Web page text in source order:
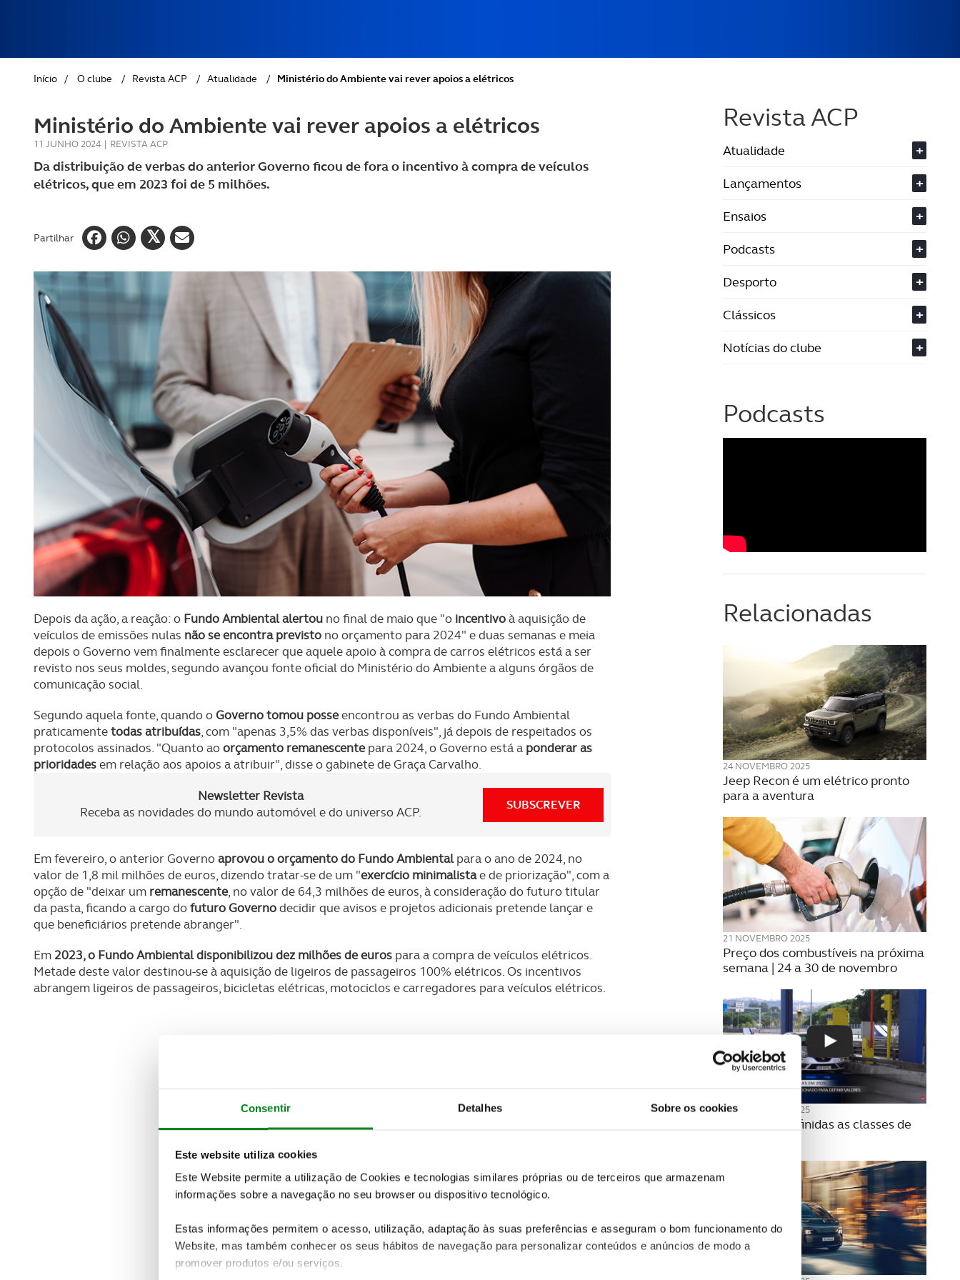
Consentir Detalhes Sobre os cookies
Este website utiliza cookies
Este Website permite a utilização de Cookies e tecnologias similares próprias ou de terceiros que armazenam
informações sobre a navegação no seu browser ou dispositivo tecnológico.
Estas informações permitem o acesso, utilização, adaptação às suas preferências e asseguram o bom funcionamento do
Website, mas também conhecer os seus hábitos de navegação para personalizar conteúdos e anúncios de modo a
promover produtos e/ou serviços.
GOLFE
AUTOCARAVANISMO
Início / O clube / Revista ACP / Atualidade / Ministério do Ambiente vai rever apoios a elétricos
Ministério do Ambiente vai rever apoios a elétricos
11 JUNHO 2024 | REVISTA ACP
Da distribuição de verbas do anterior Governo ficou de fora o incentivo à compra de veículos
elétricos, que em 2023 foi de 5 milhões.
Partilhar
Depois da ação, a reação: o Fundo Ambiental alertou no final de maio que "o incentivoà aquisição de
veículos de emissões nulas não se encontra previsto no orçamento para 2024" e duas semanas e meia
depois o Governo vem finalmente esclarecer que aquele apoio à compra de carros elétricos está a ser
revisto nos seus moldes, segundo avançou fonte oficial do Ministério do Ambiente a alguns órgãos de
comunicação social.
Segundo aquela fonte, quando oGoverno tomou posseencontrou as verbas do Fundo Ambiental
praticamentetodas atribuídas, com "apenas 3,5% das verbas disponíveis", já depois de respeitados os
protocolos assinados. "Quanto aoorçamento remanescentepara 2024, o Governo está a ponderar as
prioridadesem relação aos apoios a atribuir", disse o gabinete de Graça Carvalho.
Newsletter Revista
Receba as novidades do mundo automóvel e do universo ACP.
SUBSCREVER
Em fevereiro, o anterior Governoaprovou o orçamento do Fundo Ambientalpara o ano de 2024, no
valor de 1,8 mil milhões de euros, dizendo tratar-se de um "exercício minimalistae de priorização", com a
opção de "deixar um remanescente, no valor de 64,3 milhões de euros, à consideração do futuro titular
da pasta, ficando a cargo dofuturo Governodecidir que avisos e projetos adicionais pretende lançar e
que beneficiários pretende abranger".
Em 2023, o Fundo Ambiental disponibilizou dez milhões de euros para a compra de veículos elétricos.
Metade deste valor destinou-se à aquisição de ligeiros de passageiros 100% elétricos. Os incentivos
abrangem ligeiros de passageiros, bicicletas elétricas, motociclos e carregadores para veículos elétricos.
Revista ACP
Atualidade
+
Lançamentos
+
Ensaios
+
Podcasts
+
Desporto
+
Clássicos
+
Notícias do clube
+
Podcasts
Relacionadas
24 NOVEMBRO 2025
Jeep Recon é um elétrico pronto
para a aventura
21 NOVEMBRO 2025
Preço dos combustíveis na próxima
semana | 24 a 30 de novembro
20 NOVEMBRO 2025
Como são definidas as classes de